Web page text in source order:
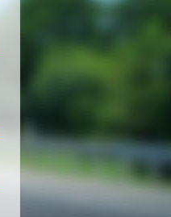
Số nhà 7, dãy 5, tổ dân